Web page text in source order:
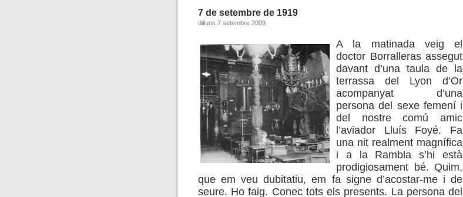
7 de setembre de 1919
dilluns 7 setembre 2009
A la matinada veig el
doctor Borralleras assegut
davant d’una taula de la
terrassa del Lyon d’Or
acompanyat d’una
persona del sexe femení i
del nostre comú amic
l’aviador Lluís Foyé. Fa
una nit realment magnífica
i a la Rambla s’hi està
prodigiosament bé. Quim,
que em veu dubitatiu, em fa signe d’acostar-me i de
seure. Ho faig. Conec tots els presents. La persona del